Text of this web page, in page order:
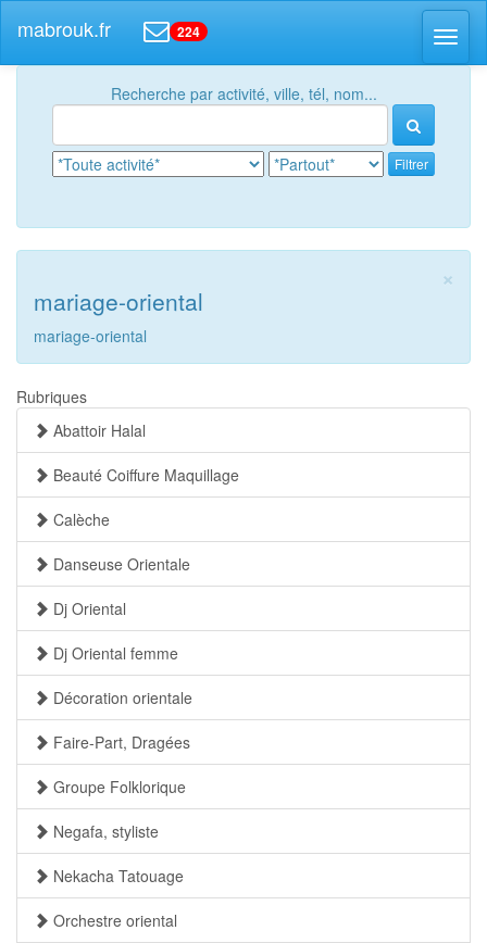
mabrouk.fr 224
Recherche par activité, ville, tél, nom...
Filtrer
×
mariage-oriental
mariage-oriental
Rubriques
Abattoir Halal
Beauté Coiffure Maquillage
Calèche
Danseuse Orientale
Dj Oriental
Dj Oriental femme
Décoration orientale
Faire-Part, Dragées
Groupe Folklorique
Negafa, styliste
Nekacha Tatouage
Orchestre oriental